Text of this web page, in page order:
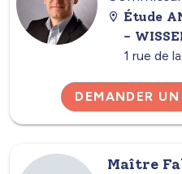
Étude
-
1 rue de
DEMANDER
Maître